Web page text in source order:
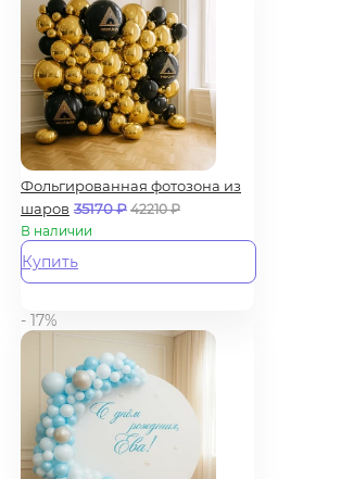
Фольгированная фотозона из
шаров 35170₽ 42210₽
В наличии
Купить
- 17%